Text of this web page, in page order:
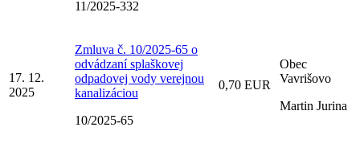
11/2025-332
17. 12.
2025
Zmluva č. 10/2025-65 o
odvádzaní splaškovej
odpadovej vody verejnou
kanalizáciou
10/2025-65
0,70 EUR
Obec
Vavrišovo
Martin Jurina